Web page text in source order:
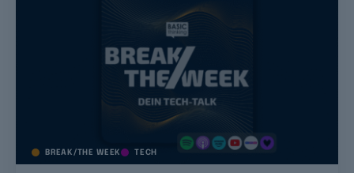
BREAK/THE WEEK TECH